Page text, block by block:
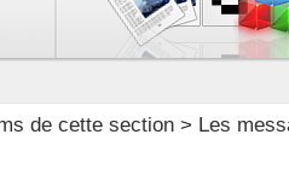
de cette section> Les